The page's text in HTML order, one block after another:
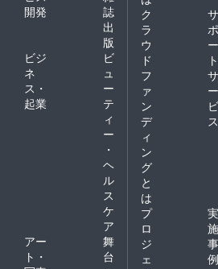
開発
誌
出
版
ビジ
ネ
ス・
起業
ビ
ュ
ー
テ
ィ
ー
・
ヘ
ル
ス
ケ
ア
アー
ト・
舞
台
ク
ラ
ウ
ド
フ
ァ
ン
デ
ィ
ン
グ
と
は
サ
ポ
ー
ト
サ
ー
ビ
ス
プ
ロ
ジ
ェ
実
施
事
例